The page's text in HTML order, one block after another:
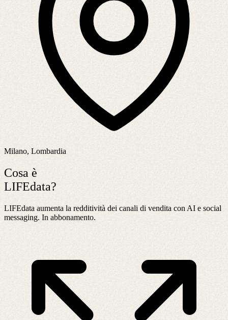
Milano, Lombardia
Cosa è
LIFEdata?
LIFEdata aumenta la redditività dei canali di vendita con AI e social
messaging. In abbonamento.